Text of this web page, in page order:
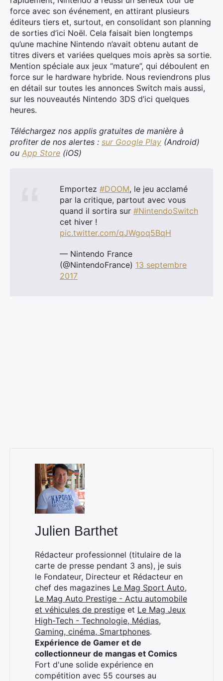
force avec son événement, en attirant plusieurs
éditeurs tiers et, surtout, en consolidant son planning
de sorties d’ici Noël. Cela faisait bien longtemps
qu’une machine Nintendo n’avait obtenu autant de
titres divers et variées quelques mois après sa sortie.
Mention spéciale aux jeux “mature”, qui déboulent en
force sur le hardware hybride. Nous reviendrons plus
en détail sur toutes les annonces Switch mais aussi,
sur les nouveautés Nintendo 3DS d’ici quelques
heures.
Téléchargez nos applis gratuites de manière à
profiter de nos alertes : sur Google Play (Android)
ou App Store (iOS)
Emportez #DOOM, le jeu acclamé
par la critique, partout avec vous
quand il sortira sur #NintendoSwitch
cet hiver !
pic.twitter.com/qJWgoq5BqH
— Nintendo France
(@NintendoFrance) 13 septembre
2017
Julien Barthet
Rédacteur professionnel (titulaire de la
carte de presse pendant 3 ans), je suis
le Fondateur, Directeur et Rédacteur en
chef des magazines Le Mag Sport Auto,
Le Mag Auto Prestige - Actu automobile
et véhicules de prestige et Le Mag Jeux
High-Tech - Technologie, Médias,
Gaming, cinéma, Smartphones.
Expérience de Gamer et de
collectionneur de mangas et Comics
Fort d'une solide expérience en
compétition avec 55 courses au
Rechercher